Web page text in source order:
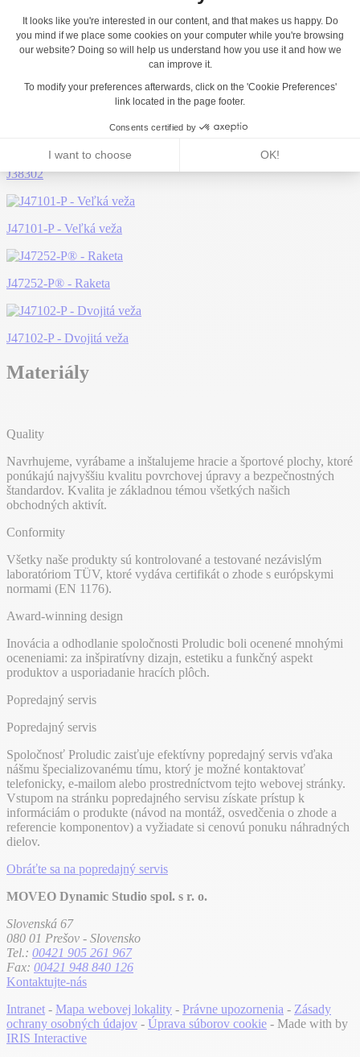
Možno sa vám bude páčiť...
J38302
J47101-P - Veľká veža
J47252-P® - Raketa
J47102-P - Dvojitá veža
Materiály
Quality
Navrhujeme, vyrábame a inštalujeme hracie a športové plochy, ktoré
ponúkajú najvyššiu kvalitu povrchovej úpravy a bezpečnostných
štandardov. Kvalita je základnou témou všetkých našich
obchodných aktivít.
Conformity
Všetky naše produkty sú kontrolované a testované nezávislým
laboratóriom TÜV, ktoré vydáva certifikát o zhode s európskymi
normami (EN 1176).
Award-winning design
Inovácia a odhodlanie spoločnosti Proludic boli ocenené mnohými
oceneniami: za inšpiratívny dizajn, estetiku a funkčný aspekt
produktov a usporiadanie hracích plôch.
Popredajný servis
Popredajný servis
Spoločnosť Proludic zaisťuje efektívny popredajný servis vďaka
nášmu špecializovanému tímu, ktorý je možné kontaktovať
telefonicky, e-mailom alebo prostredníctvom tejto webovej stránky.
Vstupom na stránku popredajného servisu získate prístup k
informáciám o produkte (návod na montáž, osvedčenia o zhode a
referencie komponentov) a vyžiadate si cenovú ponuku náhradných
dielov.
Obráťte sa na popredajný servis
MOVEO Dynamic Studio spol. s r. o.
Slovenská 67
080 01 Prešov - Slovensko
Tel.: 00421 905 261 967
Fax: 00421 948 840 126
Kontaktujte-nás
Intranet - Mapa webovej lokality - Právne upozornenia - Zásady
ochrany osobných údajov - Úprava súborov cookie - Made with by
IRIS Interactive